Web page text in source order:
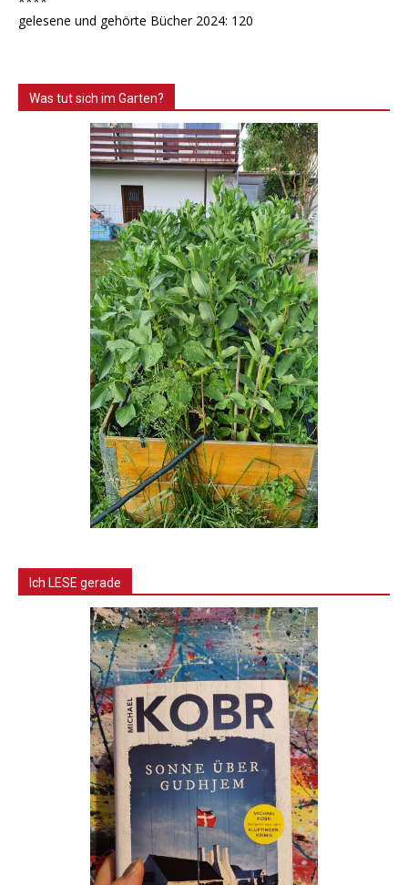
gelesene und gehörte Bücher 2024: 120
Was tut sich im Garten?
Ich LESE gerade